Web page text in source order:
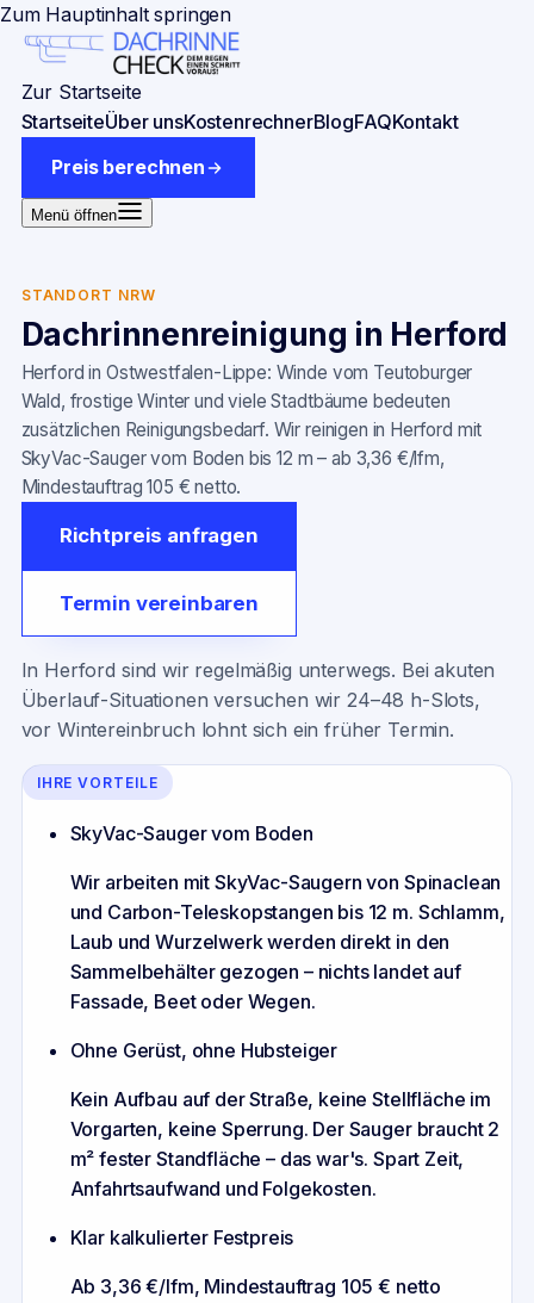
Zum Hauptinhalt springen
Zur Startseite
StartseiteÜber unsKostenrechnerBlogFAQKontakt
Preis berechnen
Menü öffnen
STANDORT NRW
Dachrinnenreinigung in Herford
Herford in Ostwestfalen-Lippe: Winde vom Teutoburger
Wald, frostige Winter und viele Stadtbäume bedeuten
zusätzlichen Reinigungsbedarf. Wir reinigen in Herford mit
SkyVac-Sauger vom Boden bis 12 m – ab 3,36 €/lfm,
Mindestauftrag 105 € netto.
Richtpreis anfragen
Termin vereinbaren
In Herford sind wir regelmäßig unterwegs. Bei akuten
Überlauf-Situationen versuchen wir 24–48 h-Slots,
vor Wintereinbruch lohnt sich ein früher Termin.
IHRE VORTEILE
SkyVac-Sauger vom Boden
Wir arbeiten mit SkyVac-Saugern von Spinaclean
und Carbon-Teleskopstangen bis 12 m. Schlamm,
Laub und Wurzelwerk werden direkt in den
Sammelbehälter gezogen – nichts landet auf
Fassade, Beet oder Wegen.
Ohne Gerüst, ohne Hubsteiger
Kein Aufbau auf der Straße, keine Stellfläche im
Vorgarten, keine Sperrung. Der Sauger braucht 2
m² fester Standfläche – das war's. Spart Zeit,
Anfahrtsaufwand und Folgekosten.
Klar kalkulierter Festpreis
Ab 3,36 €/lfm, Mindestauftrag 105 € netto